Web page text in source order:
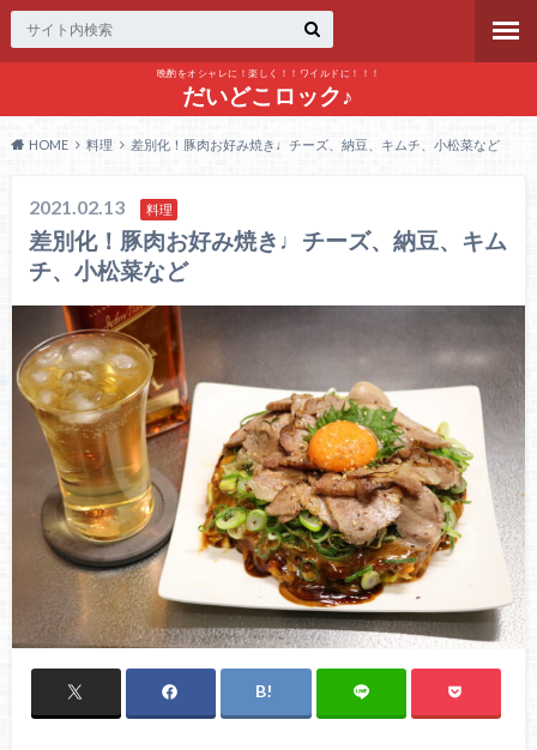
晩酌をオシャレに！楽しく！！ワイルドに！！！
だいどこロック♪
HOME 料理 差別化！豚肉お好み焼き♩チーズ、納豆、キムチ、小松菜など
2021.02.13 料理
差別化！豚肉お好み焼き♩チーズ、納豆、キム
チ、小松菜など